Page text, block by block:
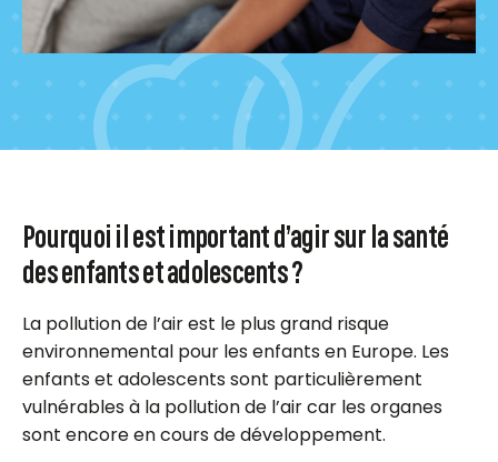
Pourquoi il est important d’agir sur la santé
des enfants et adolescents ?
La pollution de l’air est le plus grand risque
environnemental pour les enfants en Europe. Les
enfants et adolescents sont particulièrement
vulnérables à la pollution de l’air car les organes
sont encore en cours de développement.